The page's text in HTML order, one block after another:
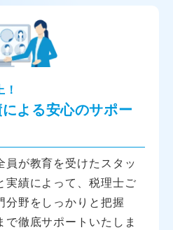
よる安心のサポー
員が教育を受けたスタッ
実績によって、税理士ご
分野をしっかりと把握
で徹底サポートいたしま